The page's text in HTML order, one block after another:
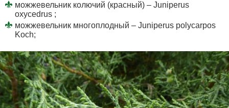
можжевельник колючий (красный) – Juniperus
oxycedrus ;
можжевельник многоплодный – Juniperus polycarpos
Koch;